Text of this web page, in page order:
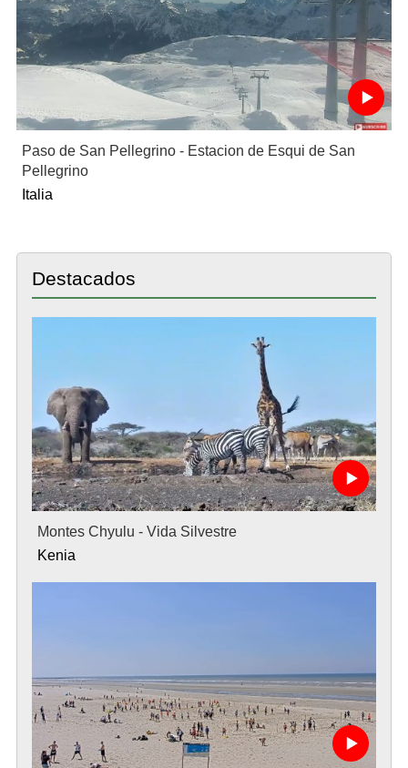
Paso de San Pellegrino - Estacion de Esqui de San
Pellegrino
Italia
Destacados
Montes Chyulu - Vida Silvestre
Kenia